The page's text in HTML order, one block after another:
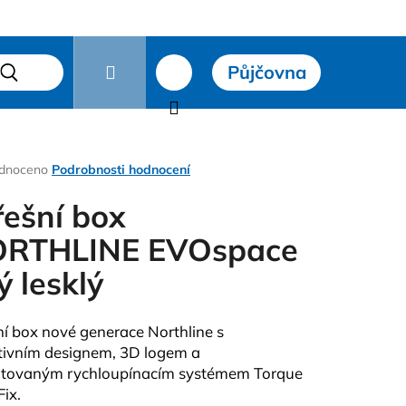
Hledat
Přihlášení
Nákupní
košík
Půjčovna
Podrobnosti hodnocení
box
EVOspace
lesklý
box nové generace Northline s
designem, 3D logem a
rychloupínacím systémem Torque